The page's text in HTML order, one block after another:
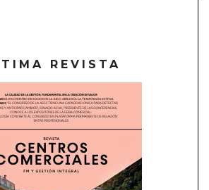
REVISTA